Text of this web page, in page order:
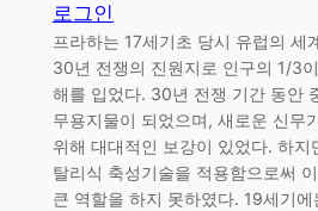
로그인
프라하는 17세기초 당시 유럽의 세
30년 전쟁의 진원지로 인구의 1/3
해를 입었다. 30년 전쟁 기간 동안
무용지물이 되었으며, 새로운 신무
위해 대대적인 보강이 있었다. 하지
탈리식 축성기술을 적용함으로써
큰 역할을 하지 못하였다. 19세기